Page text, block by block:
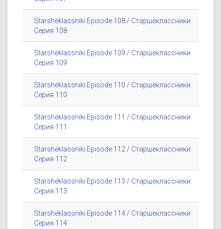
Starsheklassniki Episode 108 / Старшеклассники
Серия 108
Starsheklassniki Episode 109 / Старшеклассники
Серия 109
Starsheklassniki Episode 110 / Старшеклассники
Серия 110
Starsheklassniki Episode 111 / Старшеклассники
Серия 111
Starsheklassniki Episode 112 / Старшеклассники
Серия 112
Starsheklassniki Episode 113 / Старшеклассники
Серия 113
Starsheklassniki Episode 114 / Старшеклассники
Серия 114